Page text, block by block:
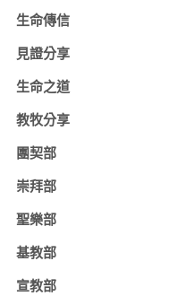
生命傳信
見證分享
生命之道
教牧分享
團契部
崇拜部
聖樂部
基教部
宣教部